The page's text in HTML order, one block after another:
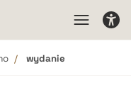
wydanie